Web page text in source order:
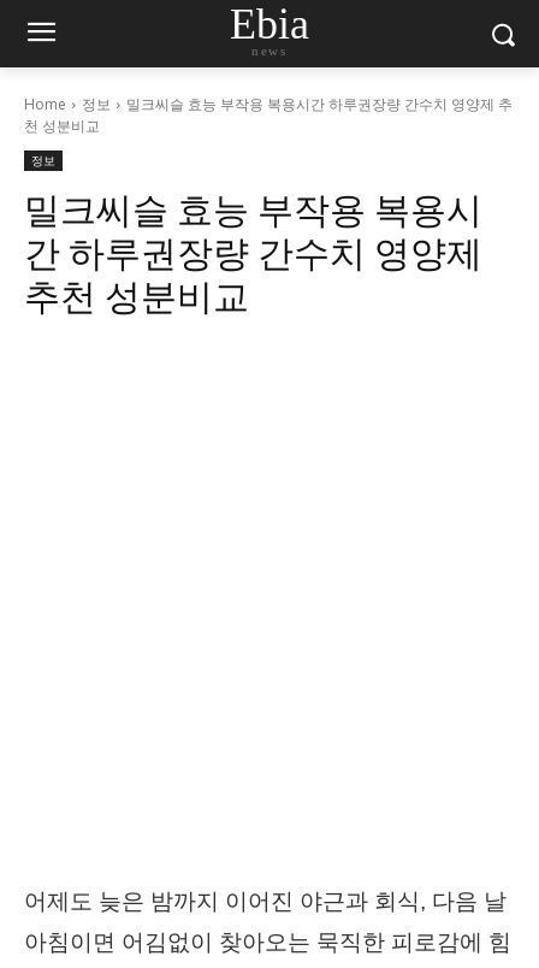
Ebia
news
Home 정보
밀크씨슬 효능 부작용 복용시간 하루권장량 간수치 영양제 추
천 성분비교
정보
밀크씨슬 효능 부작용 복용시
간 하루권장량 간수치 영양제
추천 성분비교
어제도 늦은 밤까지 이어진 야근과 회식, 다음 날
아침이면 어김없이 찾아오는 묵직한 피로감에 힘